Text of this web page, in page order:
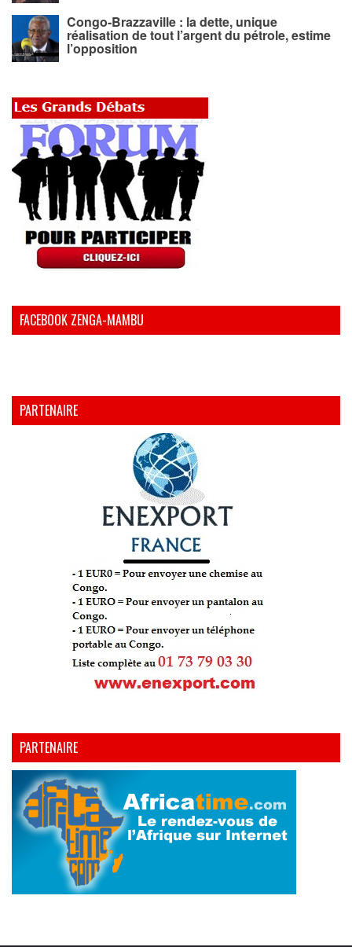
Congo-Brazzaville : la dette, unique
réalisation de tout l’argent du pétrole, estime
l’opposition
FACEBOOK ZENGA-MAMBU
PARTENAIRE
PARTENAIRE